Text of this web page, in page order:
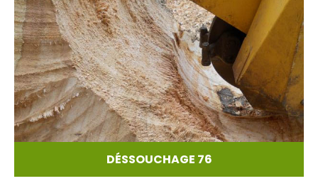
DÉSSOUCHAGE 76